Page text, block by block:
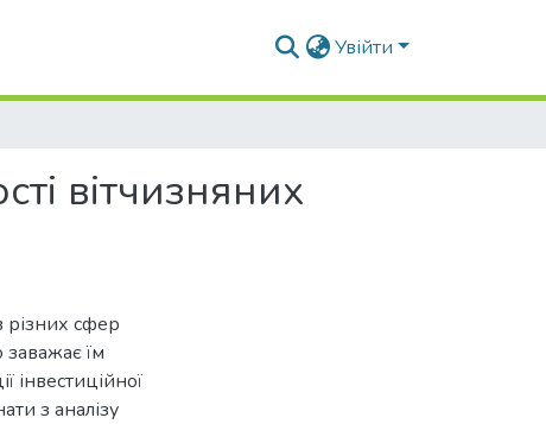
Увійти
вітчизняних
різних сфер
заважає їм
інвестиційної
з аналізу